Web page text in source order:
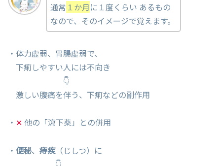
通常 １か月に１度くらい あるもの
なので、そのイメージで覚えます。
・体力虚弱、胃腸虚弱で、
下痢しやすい人には不向き
👇
激しい腹痛を伴う、下痢などの副作用
・ ✕ 他の「瀉下薬」との併用
・ 便秘、 痔疾（じしつ）に